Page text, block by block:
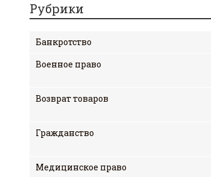
Рубрики
Банкротство
Военное право
Возврат товаров
Гражданство
Медицинское право